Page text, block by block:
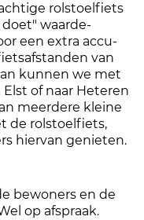
rolstoelfiets
waarde-
een extra accu-
van
kunnen we met
of naar Heteren
meerdere kleine
de rolstoelfiets,
hiervan genieten.
bewoners en de
op afspraak.